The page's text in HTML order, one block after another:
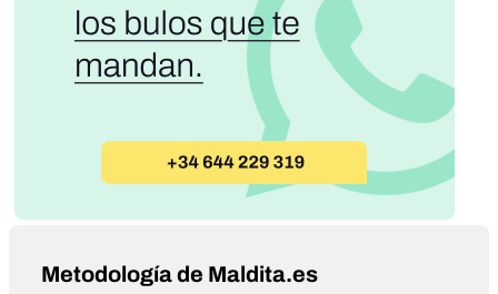
Metodología de Maldita.es